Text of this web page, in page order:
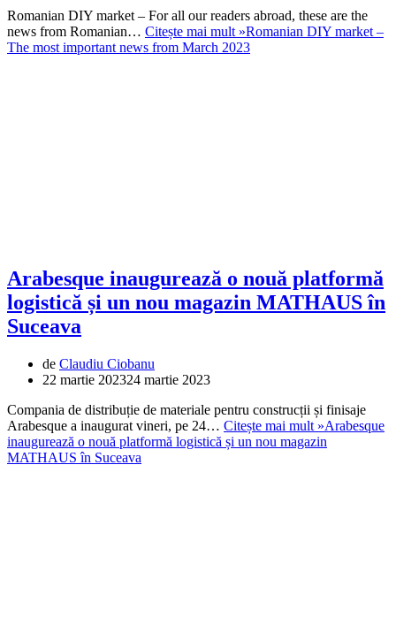
Romanian DIY market – For all our readers abroad, these are the
news from Romanian… Citește mai mult »Romanian DIY market –
The most important news from March 2023
Arabesque inaugurează o nouă platformă
logistică și un nou magazin MATHAUS în
Suceava
de Claudiu Ciobanu
22 martie 202324 martie 2023
Compania de distribuție de materiale pentru construcții și finisaje
Arabesque a inaugurat vineri, pe 24… Citește mai mult »Arabesque
inaugurează o nouă platformă logistică și un nou magazin
MATHAUS în Suceava